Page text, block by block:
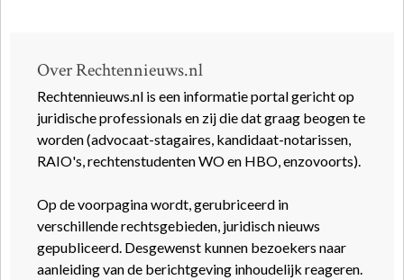
Over Rechtennieuws.nl
Rechtennieuws.nl is een informatie portal gericht op
juridische professionals en zij die dat graag beogen te
worden (advocaat-stagaires, kandidaat-notarissen,
RAIO's, rechtenstudenten WO en HBO, enzovoorts).
Op de voorpagina wordt, gerubriceerd in
verschillende rechtsgebieden, juridisch nieuws
gepubliceerd. Desgewenst kunnen bezoekers naar
aanleiding van de berichtgeving inhoudelijk reageren.